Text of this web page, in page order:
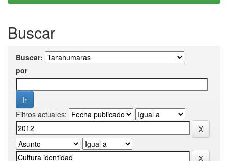
Buscar
Buscar:
por
Filtros actuales: